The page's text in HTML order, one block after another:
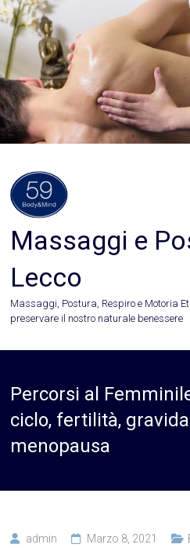
Vai
al
contenuto
Massaggi e
Lecco
Massaggi, Postura, Respiro e Motoria
preservare il nostro naturale benessere
Percorsi al
ciclo, fertilità,
menopausa
admin Marzo 8, 2021